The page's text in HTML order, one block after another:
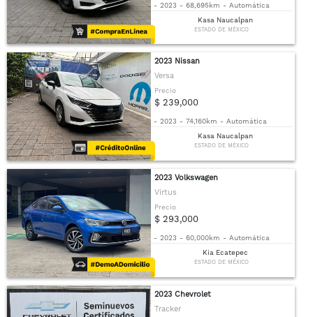
- 2023 - 68,695km - Automática
Kasa Naucalpan
ESTADO DE MÉXICO
2023 Nissan
Versa
Precio
$ 239,000
- 2023 - 74,160km - Automática
Kasa Naucalpan
ESTADO DE MÉXICO
2023 Volkswagen
Virtus
Precio
$ 293,000
- 2023 - 60,000km - Automática
Kia Ecatepec
ESTADO DE MÉXICO
2023 Chevrolet
Tracker